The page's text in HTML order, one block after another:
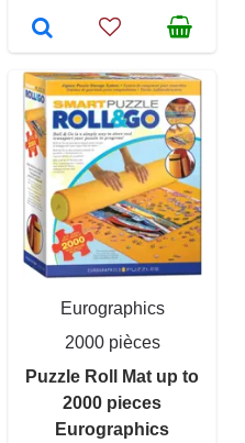
Eurographics
2000 pièces
Puzzle Roll Mat up to
2000 pieces
Eurographics